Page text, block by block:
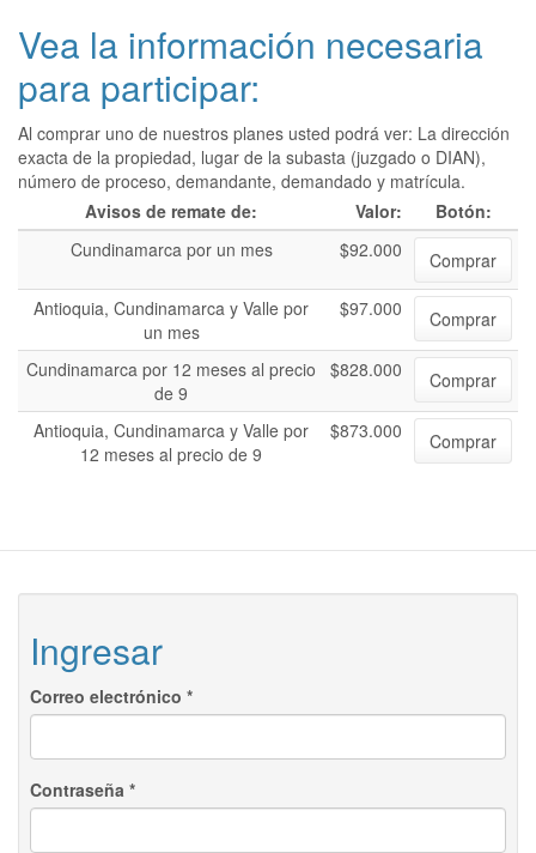
Vea la información necesaria
para participar:
Al comprar uno de nuestros planes usted podrá ver: La dirección
exacta de la propiedad, lugar de la subasta (juzgado o DIAN),
número de proceso, demandante, demandado y matrícula.
Avisos de remate de:
Valor:
Botón:
Cundinamarca por un mes
$92.000
Comprar
Antioquia, Cundinamarca y Valle por
un mes
$97.000 Comprar
Cundinamarca por 12 meses al precio
de 9
$828.000 Comprar
Antioquia, Cundinamarca y Valle por
12 meses al precio de 9
$873.000 Comprar
Ingresar
Correo electrónico *
Contraseña *